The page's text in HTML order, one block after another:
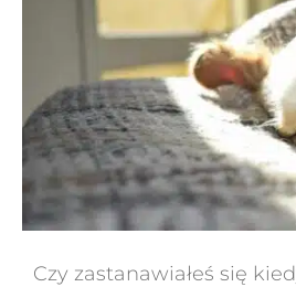
Czy zastanawiałeś się